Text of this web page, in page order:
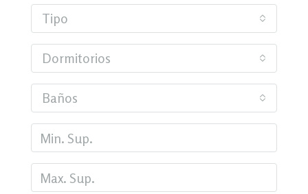
Tipo
Dormitorios
Baños